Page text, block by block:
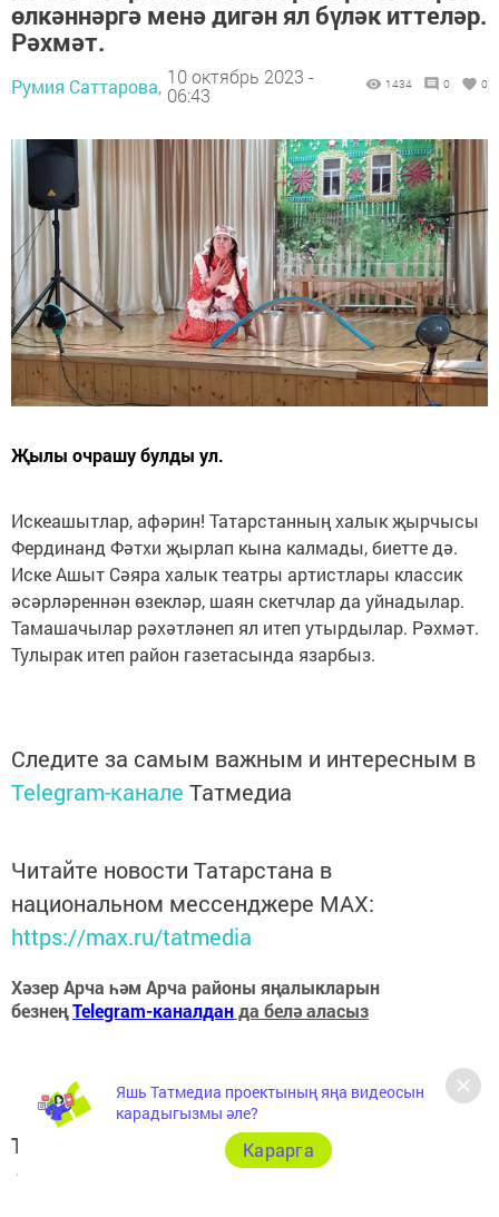
өлкәннәргә менә дигән ял бүләк иттеләр.
Рәхмәт.
Румия Саттарова, 10 октябрь 2023 -
06:43
1434 0 0
Җылы очрашу булды ул.
Искеашытлар, афәрин! Татарстанның халык җырчысы
Фердинанд Фәтхи җырлап кына калмады, биетте дә.
Иске Ашыт Сәяра халык театры артистлары классик
әсәрләреннән өзекләр, шаян скетчлар да уйнадылар.
Тамашачылар рәхәтләнеп ял итеп утырдылар. Рәхмәт.
Тулырак итеп район газетасында язарбыз.
Следите за самым важным и интересным в
Telegram-канале Татмедиа
Читайте новости Татарстана в
национальном мессенджере MАХ:
https://max.ru/tatmedia
Хәзер Арча һәм Арча районы яңалыкларын
безнеңTelegram-каналданда белә аласыз
Теги:
АРЧА ХӘБӘРЛӘРЕ
Яшь Татмедиа проектының яңа видеосын
карадыгызмы әле?
Карарга